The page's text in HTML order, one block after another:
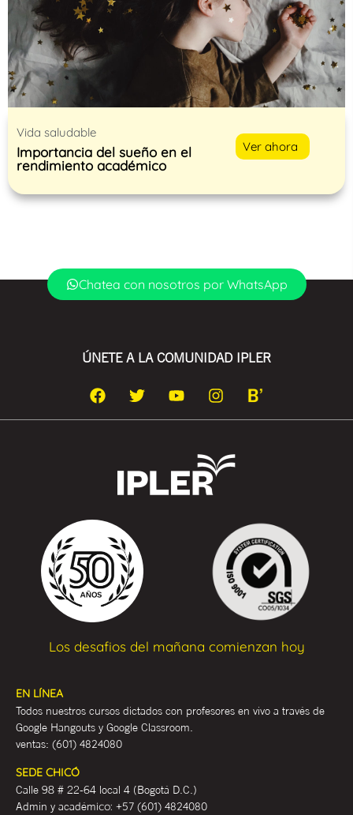
Vida saludable
Importancia del sueño en el
rendimiento académico
Ver ahora
Chatea con nosotros por WhatsApp
ÚNETE A LA COMUNIDAD IPLER
Los desafios del mañana comienzan hoy
EN LÍNEA
Todos nuestros cursos dictados con profesores en vivo a través de
Google Hangouts y Google Classroom.
ventas: (601) 4824080
SEDE CHICÓ
Calle 98 # 22-64 local 4 (Bogotá D.C.)
Admin y académico: +57 (601) 4824080